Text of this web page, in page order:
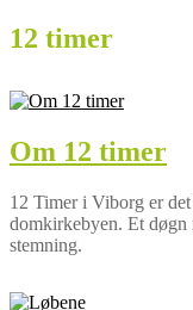
12 timer
Om 12 timer
12 Timer i Viborg er
domkirkebyen. Et døgn
stemning.